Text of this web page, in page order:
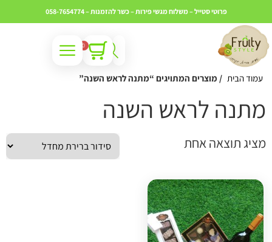
פרוטי סטייל – משלוח מגשי פירות – כשרלהזמנות – 058-7654774
0
עמוד הבית / מוצרים המתויגים “מתנה לראש השנה”
לראש השנה
תוצאה אחת